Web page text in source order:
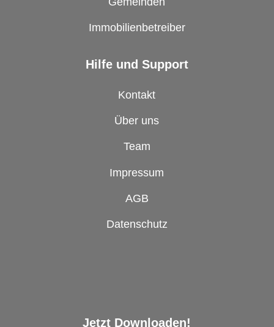
Immobilienbetreiber
Hilfe und Support
Kontakt
Über uns
Team
Impressum
AGB
Datenschutz
Jetzt Downloaden!